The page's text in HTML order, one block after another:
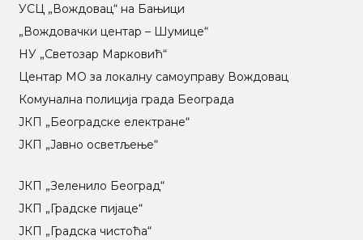
УСЦ „Вождовац“ на Бањици
„Вождовачки центар – Шумице“
НУ „Светозар Марковић“
Центар МO за локалну самоуправу Вождовац
Комунална полиција града Београда
ЈКП „Београдске електране“
ЈКП „Јавно осветљење“
ЈКП „Зеленило Београд“
ЈКП „Градске пијаце“
ЈКП „Градска чистоћа“